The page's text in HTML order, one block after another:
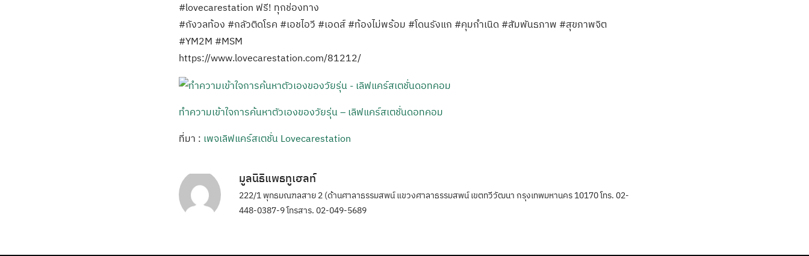
#lovecarestation ฟรี! ทุกช่องทาง
#กังวลท้อง #กลัวติดโรค #เอชไอวี #เอดส์ #ท้องไม่พร้อม #โดนรังแก #คุมกำเนิด #สัมพันธภาพ #สุขภาพจิต
#YM2M #MSM
https://www.lovecarestation.com/81212/
ทำความเข้าใจการค้นหาตัวเองของวัยรุ่น – เลิฟแคร์สเตชั่นดอทคอม
ที่มา : เพจเลิฟแคร์สเตชั่น Lovecarestation
มูลนิธิแพธทูเฮลท์
222/1 พุทธมณฑลสาย 2 (ด้านศาลาธรรมสพน์ แขวงศาลาธรรมสพน์ เขตทวีวัฒนา กรุงเทพมหานคร 10170 โทร. 02-
448-0387-9 โทรสาร. 02-049-5689